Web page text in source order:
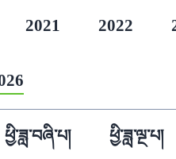
2021 2022
ཕྱི་ཟླ་བཞི་པ། ཕྱི་ཟླ་ལྔ་པ།